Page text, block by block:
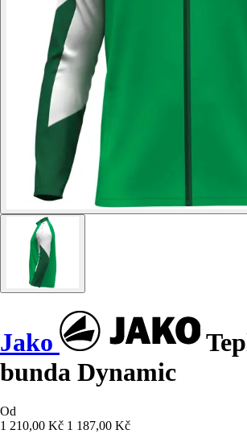
Jako
bunda Dynamic
Od
1 210,00 Kč 1 187,00 Kč